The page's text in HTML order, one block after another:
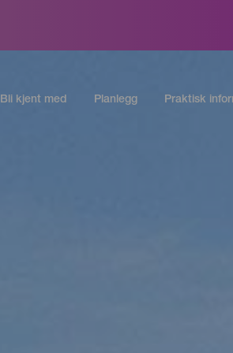
Bli kjent med Planlegg Praktisk